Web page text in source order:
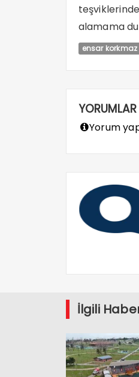
alamama
ensar korkmaz
YORUMLAR
Yorum
İlgili